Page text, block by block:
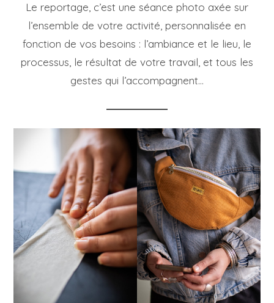
Le reportage, c’est une séance photo axée sur
l’ensemble de votre activité, personnalisée en
fonction de vos besoins : l’ambiance et le lieu, le
processus, le résultat de votre travail, et tous les
gestes qui l’accompagnent…